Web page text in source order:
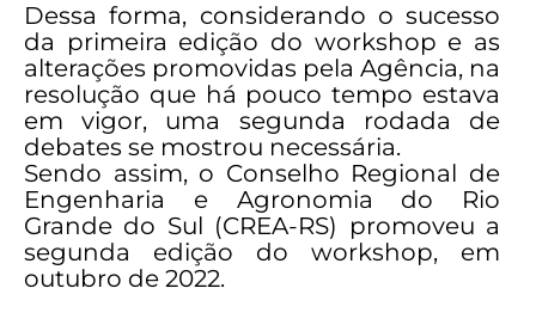
Dessa forma, considerando o sucesso
da primeira edição do workshop e as
alterações promovidas pela Agência, na
resolução que há pouco tempo estava
em vigor, uma segunda rodada de
debates se mostrou necessária.
Sendo assim, o Conselho Regional de
Engenharia e Agronomia do Rio
Grande do Sul (CREA-RS) promoveu a
segunda edição do workshop, em
outubro de 2022.